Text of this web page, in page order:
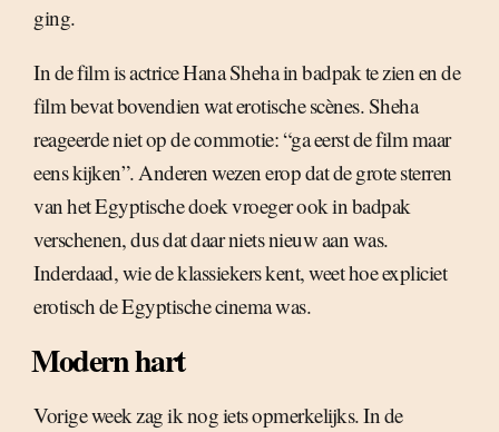
ging.
In de film is actrice Hana Sheha in badpak te zien en de
film bevat bovendien wat erotische scènes. Sheha
reageerde niet op de commotie: “ga eerst de film maar
eens kijken”. Anderen wezen erop dat de grote sterren
van het Egyptische doek vroeger ook in badpak
verschenen, dus dat daar niets nieuw aan was.
Inderdaad, wie de klassiekers kent, weet hoe expliciet
erotisch de Egyptische cinema was.
Modern hart
Vorige week zag ik nog iets opmerkelijks. In de